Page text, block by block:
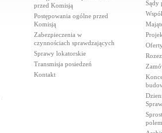
przed Komisją
Postępowania ogólne przed
Komisją
Zabezpieczenia w
czynnościach sprawdzających
Sprawy lokatorskie
Transmisja posiedzeń
Kontakt
Sądy